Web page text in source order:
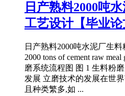
日产熟料2000吨
工艺设计【毕业论
日产熟料2000吨水泥厂生
2000 tons of cement raw
磨系统流程图 图 1 生料粉
发展 立磨技术的发展在世
且种类繁多,如 ...